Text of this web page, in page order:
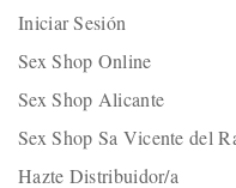
Iniciar Sesión
Sex Shop Online
Sex Shop Alicante
Sex Shop Sa Vicente del
Hazte Distribuidor/a